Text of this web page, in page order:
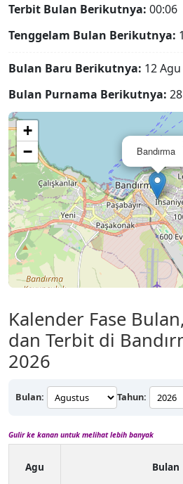
Terbit Bulan Berikutnya: 00:06
Tenggelam Bulan Berikutnya:
Bulan Baru Berikutnya: 12
Bulan Purnama Berikutnya:
Bandırma
+
−
Kalender Fase
dan Terbit di
2026
Bulan: Tahun:
Gulir ke kanan untuk melihat lebih banyak
Agu Bulan